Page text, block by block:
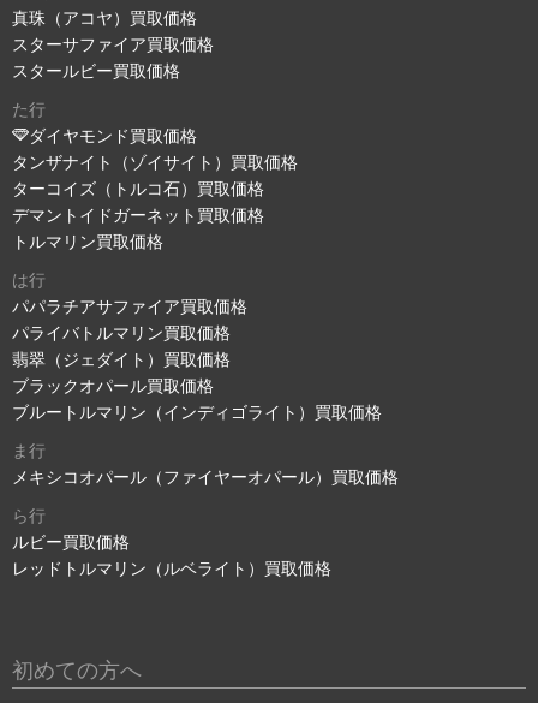
真珠（アコヤ）買取価格
スターサファイア買取価格
スタールビー買取価格
た行
ダイヤモンド買取価格
タンザナイト（ゾイサイト）買取価格
ターコイズ（トルコ石）買取価格
デマントイドガーネット買取価格
トルマリン買取価格
は行
パパラチアサファイア買取価格
パライバトルマリン買取価格
翡翠（ジェダイト）買取価格
ブラックオパール買取価格
ブルートルマリン（インディゴライト）買取価格
ま行
メキシコオパール（ファイヤーオパール）買取価格
ら行
ルビー買取価格
レッドトルマリン（ルベライト）買取価格
初めての方へ